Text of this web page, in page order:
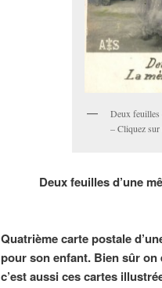
Deux feuilles
– Cliquez sur
Deux feuilles d’une
Quatrièmecarte postale
pour son enfant. Bien sûr
c’est aussi ces cartes